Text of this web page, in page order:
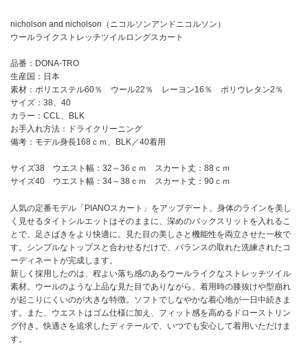
nicholson and nicholson（ニコルソンアンドニコルソン）
ウールライクストレッチツイルロングスカート
品番：DONA-TRO
生産国：日本
素材：ポリエステル60％ ウール22％ レーヨン16％ ポリウレタン2％
サイズ：38、40
カラー：CCL、BLK
お手入れ方法：ドライクリーニング
備考：モデル身長168ｃｍ、BLK／40着用
サイズ38 ウエスト幅：32～36ｃｍ スカート丈：88ｃｍ
サイズ40 ウエスト幅：34～38ｃｍ スカート丈：90ｃｍ
人気の定番モデル「PIANOスカート」をアップデート。身体のラインを美し
く見せるタイトシルエットはそのままに、深めのバックスリットを入れるこ
とで、足さばきをより快適に。見た目の美しさと機能性を両立させた一枚で
す。シンプルなトップスと合わせるだけで、バランスの取れた洗練されたコ
ーディネートが完成します。
新しく採用したのは、程よい落ち感のあるウールライクなストレッチツイル
素材。ウールのような上品な見た目でありながら、着用時の膝抜けや型崩れ
が起こりにくいのが大きな特徴。ソフトでしなやかな着心地が一日中続きま
す。また、ウエストはゴム仕様に加え、フィット感を高めるドローストリン
グ付き。快適さを追求したディテールで、いつでも安心して着用いただけま
す。